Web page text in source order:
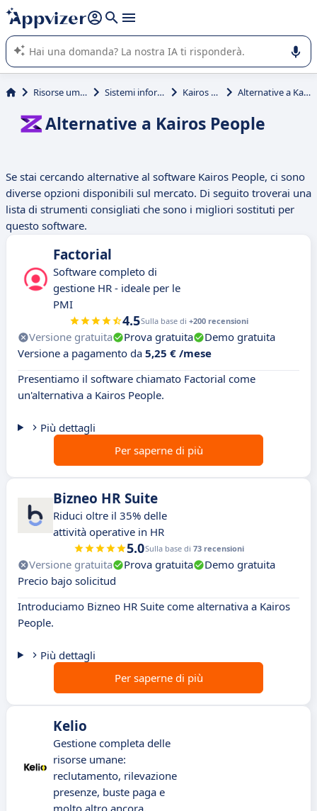
righe con
shift + enter
L'IA di Appvizer vi guida nell'utilizzo o nella scelta di un
software SaaS per la vostra azienda.
Risorse umane (HR) Sistemi informativi HR Kairos People Alternative a Kairos People
Alternative a Kairos People
Se stai cercando alternative al software Kairos People, ci sono
diverse opzioni disponibili sul mercato. Di seguito troverai una
lista di strumenti consigliati che sono i migliori sostituti per
questo software.
Factorial
Software completo di
gestione HR - ideale per le
PMI
4.5Sulla base di +200 recensioni
Versione gratuita Prova gratuita
Demo gratuita
Versione a pagamento da 5,25 € /mese
Presentiamo il software chiamato Factorial come
un'alternativa a Kairos People.
Più dettagli
Per saperne di più
Bizneo HR Suite
Riduci oltre il 35% delle
attività operative in HR
5.0Sulla base di 73 recensioni
Versione gratuita Prova gratuita
Demo gratuita
Precio bajo solicitud
Introduciamo Bizneo HR Suite come alternativa a Kairos
People.
Più dettagli
Per saperne di più
Kelio
Gestione completa delle
risorse umane:
reclutamento, rilevazione
presenze, buste paga e